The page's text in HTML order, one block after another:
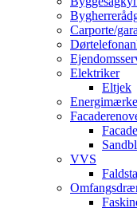
Carporte/
Elektriker
Eltjek
Energimærke
VVS